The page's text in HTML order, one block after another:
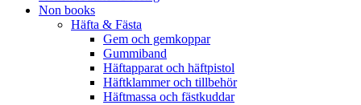
Non books
Häfta & Fästa
Gem och gemkoppar
Gummiband
Häftapparat och häftpistol
Häftklammer och tillbehör
Häftmassa och fästkuddar